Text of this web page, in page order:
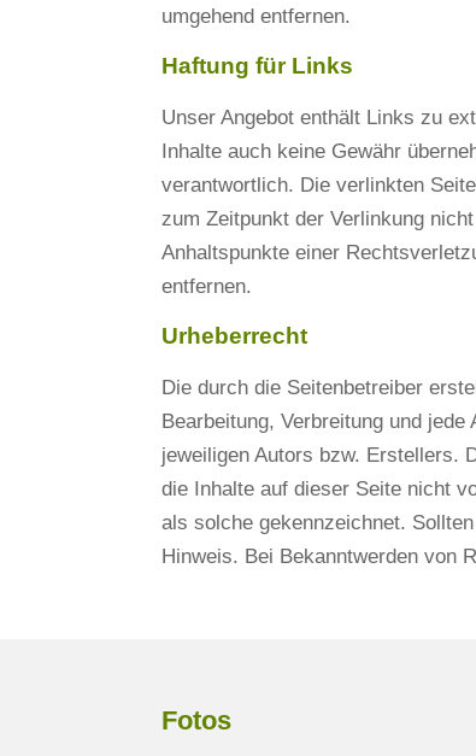
umgehend entfernen.
Haftung für Links
Unser Angebot enthält Links zu
Inhalte auch keine Gewähr
verantwortlich. Die verlinkten
zum Zeitpunkt der Verlinkung
Anhaltspunkte einer
entfernen.
Urheberrecht
Die durch die Seitenbetreiber
Bearbeitung, Verbreitung und
jeweiligen Autors bzw. Erstellers.
die Inhalte auf dieser Seite nicht
als solche gekennzeichnet.
Hinweis. Bei Bekanntwerden von
Fotos